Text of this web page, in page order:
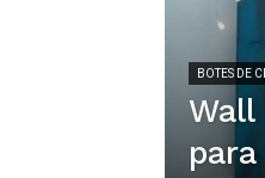
BOTES DE
Wall